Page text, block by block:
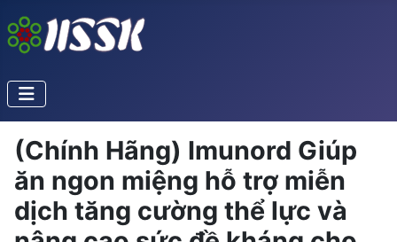
(Chính Hãng) Imunord Giúp
ăn ngon miệng hỗ trợ miễn
dịch tăng cường thể lực và